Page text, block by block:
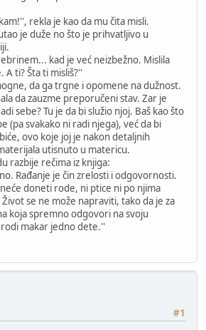
rekla je kao da mu čita misli.
je duže no što je prihvatljivo u
kad je već neizbežno. Mislila
ti? Šta ti misliš?''
da ga trgne i opomene na dužnost.
da zauzme preporučeni stav. Zar je
sebe? Tu je da bi služio njoj. Baš kao što
(pa svakako ni radi njega), već da bi
ovo koje joj je nakon detaljnih
utisnuto u matericu.
razbije rečima iz knjiga:
Rađanje je čin zrelosti i odgovornosti.
doneti rode, ni ptice ni po njima
se ne može napraviti, tako da je za
koja spremno odgovori na svoju
makar jedno dete.''
#1